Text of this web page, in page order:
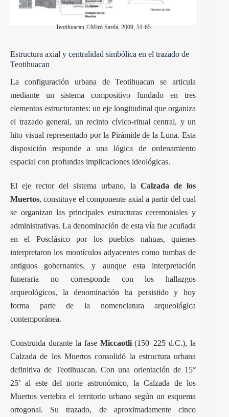
Teotihuacan ©Miró Sardá, 2009, 51-65
Estructura axial y centralidad simbólica en el trazado de
Teotihuacan
La configuración urbana de Teotihuacan se articula
mediante un sistema compositivo fundado en tres
elementos estructurantes: un eje longitudinal que organiza
el trazado general, un recinto cívico-ritual central, y un
hito visual representado por la Pirámide de la Luna. Esta
disposición responde a una lógica de ordenamiento
espacial con profundas implicaciones ideológicas.
El eje rector del sistema urbano, laCalzada de los
Muertos, constituye el componente axial a partir del cual
se organizan las principales estructuras ceremoniales y
administrativas. La denominación de esta vía fue acuñada
en el Posclásico por los pueblos nahuas, quienes
interpretaron los montículos adyacentes como tumbas de
antiguos gobernantes, y aunque esta interpretación
funeraria no corresponde con los hallazgos
arqueológicos, la denominación ha persistido y hoy
forma parte de la nomenclatura arqueológica
contemporánea.
Construida durante la fase Miccaotli(150–225 d.C.), la
Calzada de los Muertos consolidó la estructura urbana
definitiva de Teotihuacan. Con una orientación de 15°
25’ al este del norte astronómico, la Calzada de los
Muertos vertebra el territorio urbano según un esquema
ortogonal. Su trazado, de aproximadamente cinco